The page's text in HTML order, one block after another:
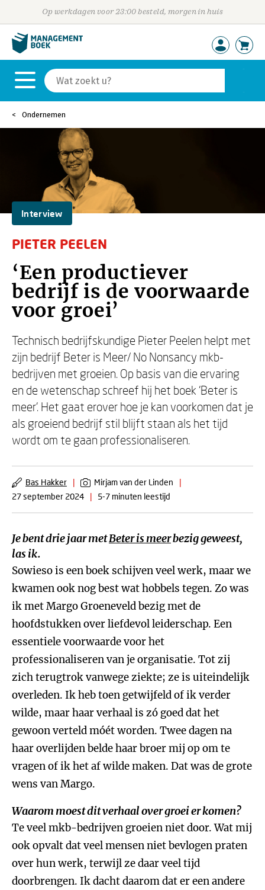
Op werkdagen voor 23:00 besteld, morgen in huis
Ondernemen
Interview
PIETER PEELEN
‘Een productiever
bedrijf is de voorwaarde
voor groei’
Technisch bedrijfskundige Pieter Peelen helpt met
zijn bedrijf Beter is Meer/ No Nonsancy mkb-
bedrijven met groeien. Op basis van die ervaring
en de wetenschap schreef hij het boek ‘Beter is
meer’. Het gaat erover hoe je kan voorkomen dat je
als groeiend bedrijf stil blijft staan als het tijd
wordt om te gaan professionaliseren.
Bas Hakker | Mirjam van der Linden
|
27 september 2024
| 5-7 minuten leestijd
Je bent drie jaar metBeter is meerbezig geweest,
las ik.
Sowieso is een boek schijven veel werk, maar we
kwamen ook nog best wat hobbels tegen. Zo was
ik met Margo Groeneveld bezig met de
hoofdstukken over liefdevol leiderschap. Een
essentiele voorwaarde voor het
professionaliseren van je organisatie. Tot zij
zich terugtrok vanwege ziekte; ze is uiteindelijk
overleden. Ik heb toen getwijfeld of ik verder
wilde, maar haar verhaal is zó goed dat het
gewoon verteld móét worden. Twee dagen na
haar overlijden belde haar broer mij op om te
vragen of ik het af wilde maken. Dat was de grote
wens van Margo.
Waarom moest dit verhaal over groei er komen?
Te veel mkb-bedrijven groeien niet door. Wat mij
ook opvalt dat veel mensen niet bevlogen praten
over hun werk, terwijl ze daar veel tijd
doorbrengen. Ik dacht daarom dat er een andere